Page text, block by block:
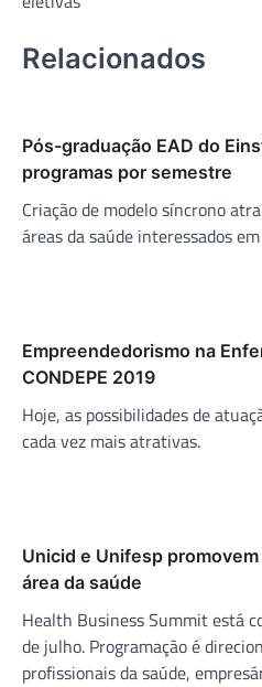
Relacionados
Pós-graduação EAD do
programas por semestre
Criação de modelo síncrono
áreas da saúde interessados
Empreendedorismo na
CONDEPE 2019
Hoje, as possibilidades de
cada vez mais atrativas.
Unicid e Unifesp
área da saúde
Health Business Summit está
de julho. Programação é
profissionais da saúde,